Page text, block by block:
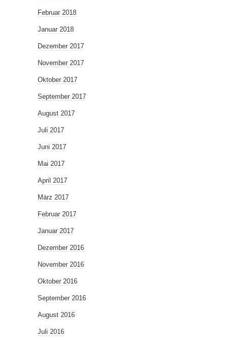
Februar 2018
Januar 2018
Dezember 2017
November 2017
Oktober 2017
September 2017
August 2017
Juli 2017
Juni 2017
Mai 2017
April 2017
März 2017
Februar 2017
Januar 2017
Dezember 2016
November 2016
Oktober 2016
September 2016
August 2016
Juli 2016